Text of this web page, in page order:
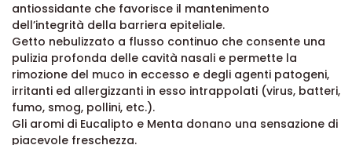
antiossidante che favorisce il mantenimento
dell’integrità della barriera epiteliale.
Getto nebulizzato a flusso continuo che consente una
pulizia profonda delle cavità nasali e permette la
rimozione del muco in eccesso e degli agenti patogeni,
irritanti ed allergizzanti in esso intrappolati (virus, batteri,
fumo, smog, pollini, etc.).
Gli aromi di Eucalipto e Menta donano una sensazione di
piacevole freschezza.